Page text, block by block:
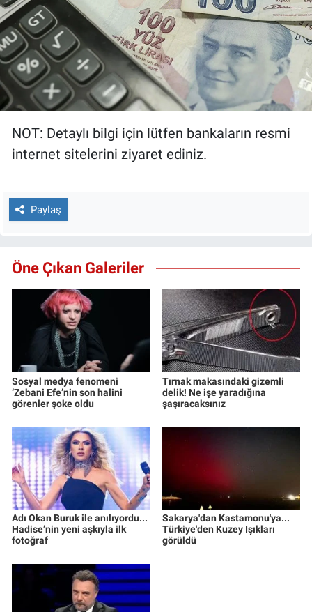
NOT: Detaylı bilgi için lütfen bankaların resmi
internet sitelerini ziyaret ediniz.
Paylaş
Öne Çıkan Galeriler
Sosyal medya fenomeni
‘Zebani Efe’nin son halini
görenler şoke oldu
Tırnak makasındaki gizemli
delik! Ne işe yaradığına
şaşıracaksınız
Adı Okan Buruk ile anılıyordu...
Hadise’nin yeni aşkıyla ilk
fotoğraf
Sakarya'dan Kastamonu'ya...
Türkiye'den Kuzey Işıkları
görüldü